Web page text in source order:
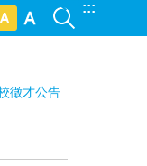
:::
徵才公告